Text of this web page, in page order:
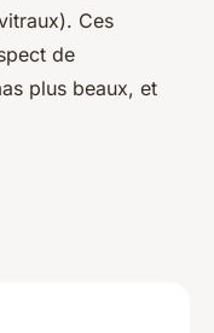
Ces
de
plus beaux, et